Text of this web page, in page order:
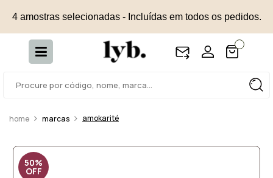
4 amostras selecionadas - Incluídas em todos os pedidos.
marcas amokarité
50%
OFF